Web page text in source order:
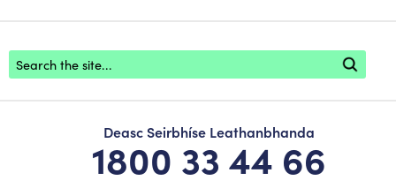
Footer search
Deasc Seirbhíse Leathanbhanda
1800 33 44 66